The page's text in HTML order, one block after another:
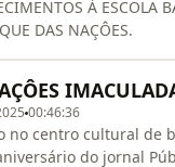
À ESCOLA
DAS NAÇÔES.
00:46:36
no centro cultural de
do jornal